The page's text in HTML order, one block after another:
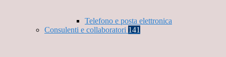
Telefono e posta elettronica
Consulenti e collaboratori 141